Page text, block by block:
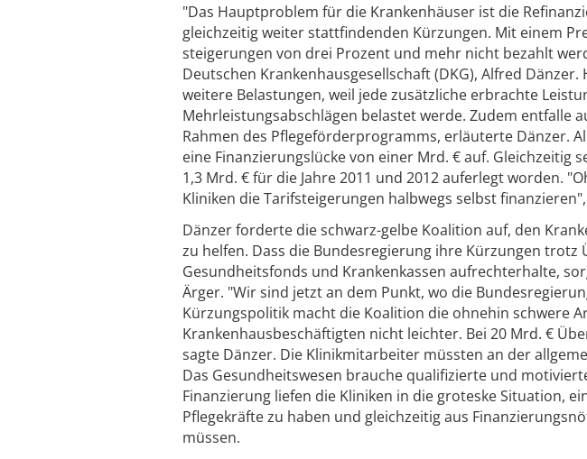
"Das Hauptproblem für die Krankenhäuser ist die
gleichzeitig weiter stattfindenden Kürzungen. Mit einem
steigerungen von drei Prozent und mehr nicht bezahlt
Deutschen Krankenhausgesellschaft (DKG), Alfred
weitere Belastungen, weil jede zusätzliche erbrachte
Mehrleistungsabschlägen belastet werde. Zudem entfalle
Rahmen des Pflegeförderprogramms, erläuterte Dänzer.
eine Finanzierungslücke von einer Mrd. € auf. Gleichzeitig
1,3 Mrd. € für die Jahre 2011 und 2012 auferlegt worden.
Kliniken die Tarifsteigerungen halbwegs selbst
Dänzer forderte die schwarz-gelbe Koalition auf, den
zu helfen. Dass die Bundesregierung ihre Kürzungen trotz
Gesundheitsfonds und Krankenkassen aufrechterhalte,
Ärger. "Wir sind jetzt an dem Punkt, wo die
Kürzungspolitik macht die Koalition die ohnehin schwere
Krankenhausbeschäftigten nicht leichter. Bei 20 Mrd. €
sagte Dänzer. Die Klinikmitarbeiter müssten an der
Das Gesundheitswesen brauche qualifizierte und
Finanzierung liefen die Kliniken in die groteske Situation,
Pflegekräfte zu haben und gleichzeitig aus
müssen.